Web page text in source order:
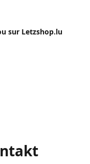
sur Letzshop.lu